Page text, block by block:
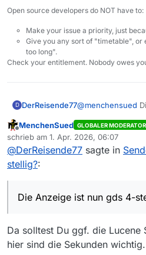
Open source developers do NOT have to:
Make your issue a priority, just
Give you any sort of "timetable", or
too long".
Check your entitlement. Nobody owes
D DerReisende77@menchensued
stellig geändert
Offline
MenchenSued GLOBALER MODERATOR
schrieb am 1. Apr. 2026, 06:07
zuletzt editiert von
@DerReisende77 sagte in
stellig?:
Die Anzeige ist nun gds 4-
Da solltest Du ggf. die Lucene
hier sind die Sekunden wichtig.